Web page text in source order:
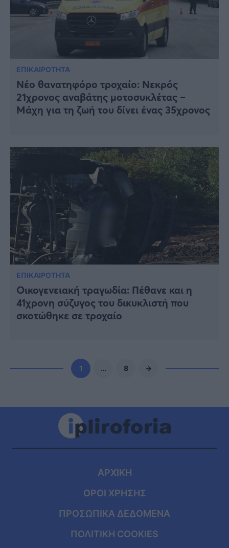
ΕΠΙΚΑΙΡΟΤΗΤΑ
Νέο θανατηφόρο τροχαίο: Νεκρός
21χρονος αναβάτης μοτοσυκλέτας –
Μάχη για τη ζωή του δίνει ένας 35χρονος
ΕΠΙΚΑΙΡΟΤΗΤΑ
Οικογενειακή τραγωδία: Πέθανε και η
41χρονη σύζυγος του δικυκλιστή που
σκοτώθηκε σε τροχαίο
1 … 8 →
ΑΡΧΙΚΗ
ΟΡΟΙ ΧΡΗΣΗΣ
ΠΡΟΣΩΠΙΚΑ ΔΕΔΟΜΕΝΑ
ΠΟΛΙΤΙΚΗ COOKIES